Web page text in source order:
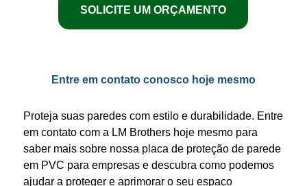
SOLICITE UM ORÇAMENTO
Entre em contato conosco hoje mesmo
Proteja suas paredescom estilo e durabilidade. Entre
em contato com a LM Brothers hoje mesmo para
saber mais sobre nossa placa de proteção de parede
em PVC para empresase descubra como podemos
ajudar a protegere aprimorar o seu espaço